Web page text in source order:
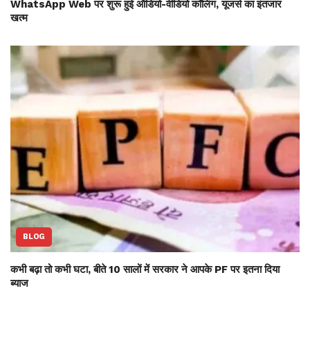
WhatsApp Web पर शुरू हुई ऑडियो-वीडियो कॉलिंग, यूजर्स का इंतजार
खत्म
BLOG
कभी बढ़ा तो कभी घटा, बीते 10 सालों में सरकार ने आपके PF पर इतना दिया
ब्याज